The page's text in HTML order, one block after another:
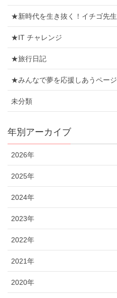
★新時代を生き抜く！イチゴ先
★IT チャレンジ
★旅行日記
★みんなで夢を応援しあうページ
未分類
年別アーカイブ
2026年
2025年
2024年
2023年
2022年
2021年
2020年